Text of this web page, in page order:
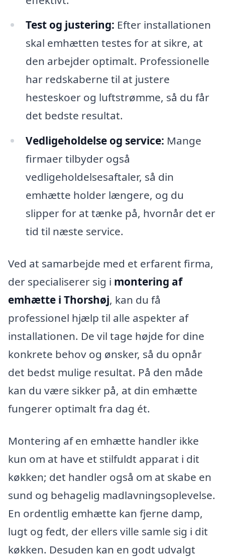
Test og justering: Efter installationen
skal emhætten testes for at sikre, at
den arbejder optimalt. Professionelle
har redskaberne til at justere
hesteskoer og luftstrømme, så du får
det bedste resultat.
Vedligeholdelse og service: Mange
firmaer tilbyder også
vedligeholdelsesaftaler, så din
emhætte holder længere, og du
slipper for at tænke på, hvornår det er
tid til næste service.
Ved at samarbejde med et erfarent firma,
der specialiserer sig i montering af
emhætte i Thorshøj, kan du få
professionel hjælp til alle aspekter af
installationen. De vil tage højde for dine
konkrete behov og ønsker, så du opnår
det bedst mulige resultat. På den måde
kan du være sikker på, at din emhætte
fungerer optimalt fra dag ét.
Montering af en emhætte handler ikke
kun om at have et stilfuldt apparat i dit
køkken; det handler også om at skabe en
sund og behagelig madlavningsoplevelse.
En ordentlig emhætte kan fjerne damp,
lugt og fedt, der ellers ville samle sig i dit
køkken. Desuden kan en godt udvalgt